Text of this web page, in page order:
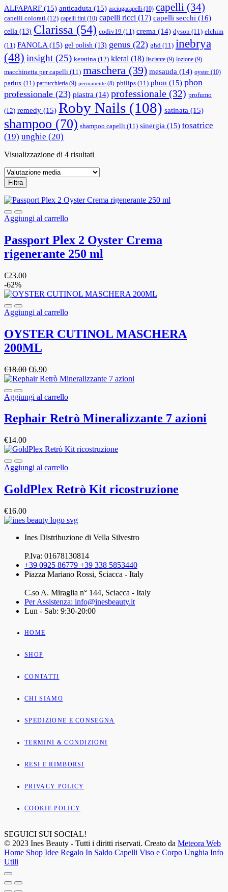
ALFAPARF (15) anticaduta (15) asciugacapelli (10) capelli (34)
capelli colorati (12) capelli fini (10) capelli ricci (17) capelli secchi (16)
cella (13) Clarissa (54) codiv19 (11) crema (14) dyson (11) elchim
(11) FANOLA (15) gel polish (13) genus (22) ghd (11) inebrya
(48) insight (25) keratina (12) kleral (18) lisciante (9) lozione (9)
macchinetta per capelli (11) maschera (39) mesauda (14) oyster (10)
parlux (11) parrucchieria (9) permanente (8) philips (11) phon (15) phon
professionale (23) piastra (14) professionale (32) profumo
(12) remedy (15) Roby Nails (108) satinata (15)
shampoo (70) shampoo capelli (11) sinergia (15) tosatrice
(19) unghie (20)
Visualizzazione di 4 risultati
Filtra
Aggiungi al carrello
Passport Plex 2 Oyster Crema
rigenerante 250 ml
€23.00
-62%
Aggiungi al carrello
OYSTER CUTINOL MASCHERA
200ML
€18.00 Il
prezzo
era:
€6.90Il
prezzo
è:
Aggiungi al carrello
Rephair Retrò Mineralizzante 7 azioni
€14.00
Aggiungi al carrello
GoldPlex Retrò Kit ricostruzione
€16.00
Ines Distribuzione di Vella Silvestro
P.Iva: 01678130814
+39 0925 86779 +39 338 5853440
Piazza Mariano Rossi, Sciacca - Italy
C.so A. Miraglia n° 144, Sciacca - Italy
Per Assistenza: info@inesbeauty.it
Lun - Sab: 9:30-20:00
HOME
SHOP
CONTATTI
CHI SIAMO
SPEDIZIONE E CONSEGNA
TERMINI & CONDIZIONI
RESI E RIMBORSI
PRIVACY POLICY
COOKIE POLICY
SEGUICI SUI SOCIAL!
© 2023 Ines Beauty - Tutti i diritti riservati. Creato da Meteora Web
Home Shop Idee Regalo In Saldo Capelli Viso e Corpo Unghia Info
Utili